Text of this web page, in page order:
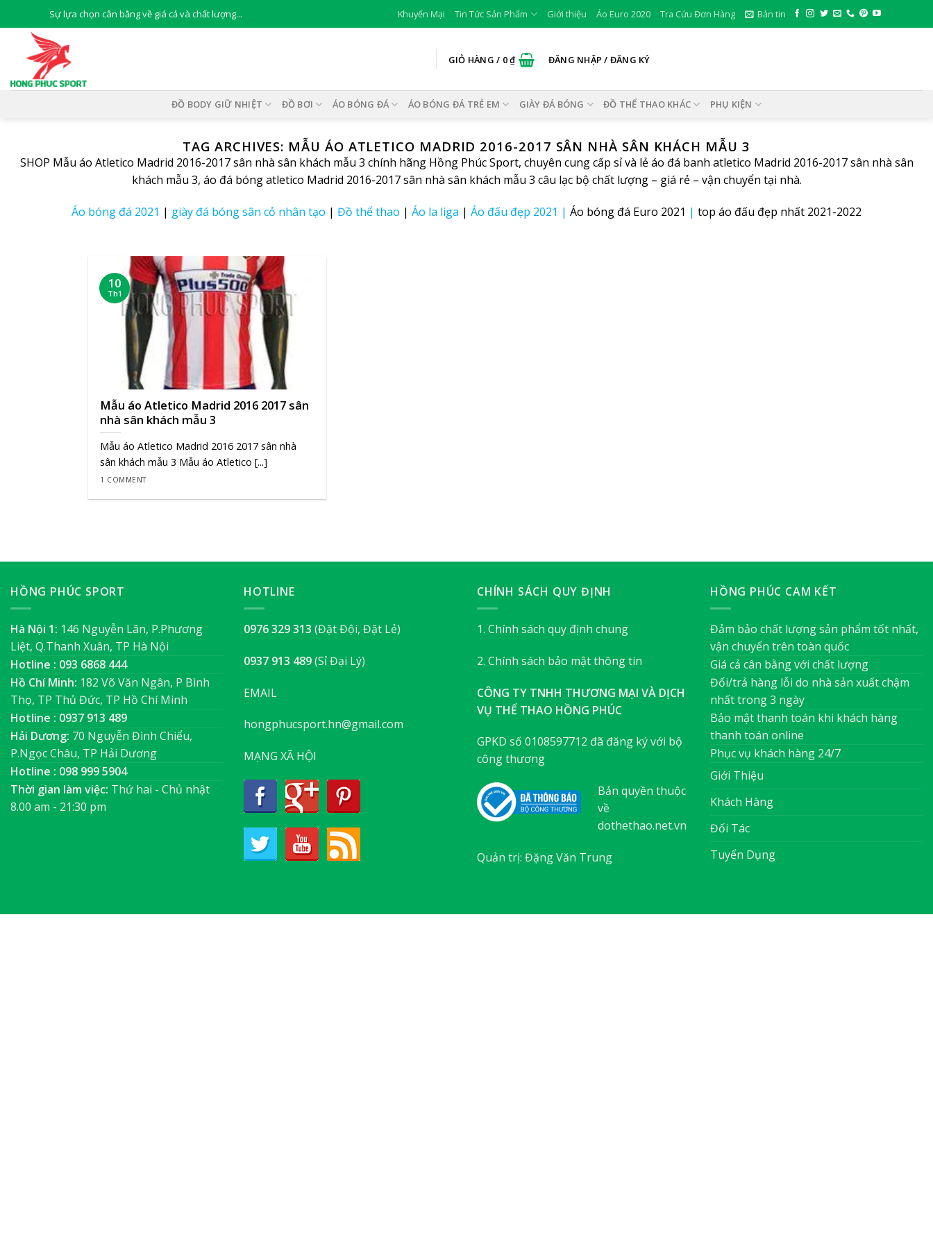
to
content
Sự lựa chọn cân bằng về giá cả và chất lượng... Khuyến Mại Tin Tức Sản Phẩm Giới thiệu Áo Euro 2020 Tra Cứu Đơn Hàng Bản tin
GIỎ HÀNG / 0₫ ĐĂNG NHẬP / ĐĂNG KÝ
ĐỒ BODY GIỮ NHIỆT ĐỒ BƠI ÁO BÓNG ĐÁ ÁO BÓNG ĐÁ TRẺ EM GIÀY ĐÁ BÓNG ĐỒ THỂ THAO KHÁC PHỤ KIỆN
TAG ARCHIVES: MẪU ÁO ATLETICO MADRID 2016-2017 SÂN NHÀ SÂN KHÁCH MẪU 3
SHOP Mẫu áo Atletico Madrid 2016-2017 sân nhà sân khách mẫu 3 chính hãng Hồng Phúc Sport, chuyên cung cấp sỉ và lẻ áo đá banh atletico Madrid 2016-2017 sân nhà sân
khách mẫu 3, áo đá bóng atletico Madrid 2016-2017 sân nhà sân khách mẫu 3 câu lạc bộ chất lượng – giá rẻ – vận chuyển tại nhà.
Áo bóng đá 2021 | giày đá bóng sân cỏ nhân tạo | Đồ thể thao | Áo la liga | Áo đấu đẹp 2021 | Áo bóng đá Euro 2021 | top áo đấu đẹp nhất 2021-2022
Mẫu áo Atletico Madrid 2016 2017 sân
nhà sân khách mẫu 3
Mẫu áo Atletico Madrid 2016 2017 sân nhà
sân khách mẫu 3 Mẫu áo Atletico [...]
1 COMMENT
10
Th1
HỒNG PHÚC SPORT
Hà Nội 1: 146 Nguyễn Lân, P.Phương
Liệt, Q.Thanh Xuân, TP Hà Nội
Hotline : 093 6868 444
Hồ Chí Minh: 182 Võ Văn Ngân, P Bình
Thọ, TP Thủ Đức, TP Hồ Chí Minh
Hotline : 0937 913 489
Hải Dương: 70 Nguyễn Đình Chiểu,
P.Ngọc Châu, TP Hải Dương
Hotline : 098 999 5904
Thời gian làm việc: Thứ hai - Chủ nhật
8.00 am - 21:30 pm
HOTLINE
0976 329 313 (Đặt Đội, Đặt Lẻ)
0937 913 489(Sỉ Đại Lý)
EMAIL
hongphucsport.hn@gmail.com
MẠNG XÃ HỘI
CHÍNH SÁCH QUY ĐỊNH
1. Chính sách quy định chung
2. Chính sách bảo mật thông tin
CÔNG TY TNHH THƯƠNG MẠI VÀ DỊCH
VỤ THỂ THAO HỒNG PHÚC
GPKD số 0108597712 đã đăng ký với bộ
công thương
Bản quyền thuộc
về
dothethao.net.vn
Quản trị: Đặng Văn Trung
HỒNG PHÚC CAM KẾT
Đảm bảo chất lượng sản phẩm tốt nhất,
vận chuyển trên toàn quốc
Giá cả cân bằng với chất lượng
Đổi/trả hàng lỗi do nhà sản xuất chậm
nhất trong 3 ngày
Bảo mật thanh toán khi khách hàng
thanh toán online
Phục vụ khách hàng 24/7
Giới Thiệu
Khách Hàng
Đối Tác
Tuyển Dụng